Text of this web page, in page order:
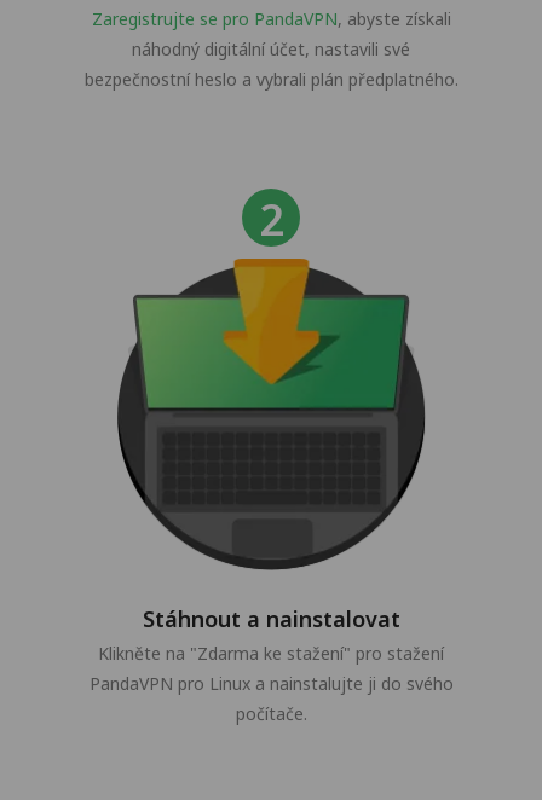
Zaregistrujte se pro PandaVPN, abyste získali
náhodný digitální účet, nastavili své
bezpečnostní heslo a vybrali plán předplatného.
Stáhnout a nainstalovat
Klikněte na "Zdarma ke stažení" pro stažení
PandaVPN pro Linux a nainstalujte ji do svého
počítače.